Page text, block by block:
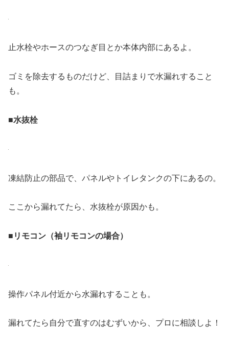
止水栓やホースのつなぎ目とか本体内部にあるよ。
ゴミを除去するものだけど、目詰まりで水漏れすること
も。
■水抜栓
凍結防止の部品で、パネルやトイレタンクの下にあるの。
ここから漏れてたら、水抜栓が原因かも。
■リモコン（袖リモコンの場合）
操作パネル付近から水漏れすることも。
漏れてたら自分で直すのはむずいから、プロに相談しよ！